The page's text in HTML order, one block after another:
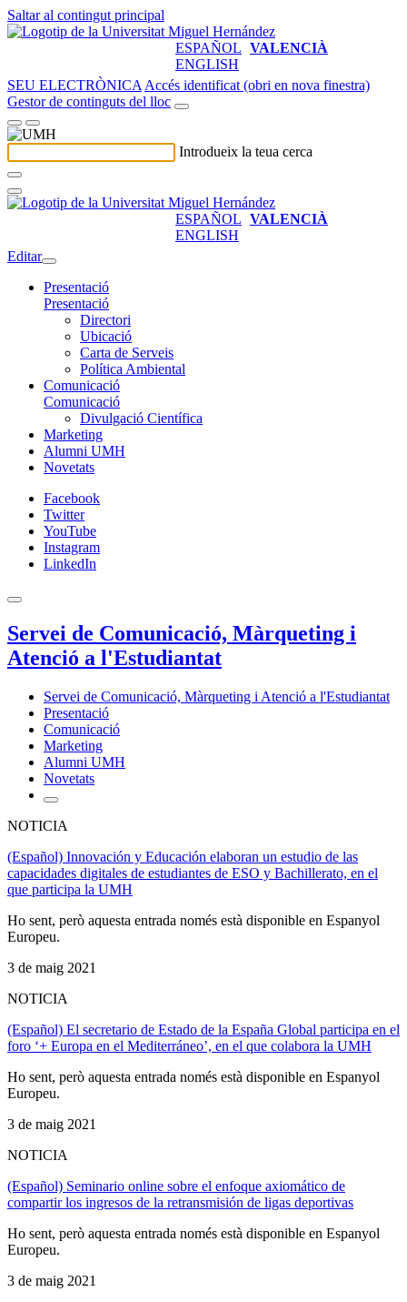
Saltar al contingut principal
ESPAÑOL VALENCIÀ
ENGLISH
SEU ELECTRÒNICA Accés identificat (obri en nova finestra)
Gestor de continguts del lloc
Introdueix la teua cerca
ESPAÑOL VALENCIÀ
ENGLISH
Editar
Presentació
Presentació
Directori
Ubicació
Carta de Serveis
Política Ambiental
Comunicació
Comunicació
Divulgació Científica
Marketing
Alumni UMH
Novetats
Facebook
Twitter
YouTube
Instagram
LinkedIn
Servei de Comunicació, Màrqueting i
Atenció a l'Estudiantat
Servei de Comunicació, Màrqueting i Atenció a l'Estudiantat
Presentació
Comunicació
Marketing
Alumni UMH
Novetats
NOTICIA
(Español) Innovación y Educación elaboran un estudio de las
capacidades digitales de estudiantes de ESO y Bachillerato, en el
que participa la UMH
Ho sent, però aquesta entrada només està disponible en Espanyol
Europeu.
3 de maig 2021
NOTICIA
(Español) El secretario de Estado de la España Global participa en el
foro ‘+ Europa en el Mediterráneo’, en el que colabora la UMH
Ho sent, però aquesta entrada només està disponible en Espanyol
Europeu.
3 de maig 2021
NOTICIA
(Español) Seminario online sobre el enfoque axiomático de
compartir los ingresos de la retransmisión de ligas deportivas
Ho sent, però aquesta entrada només està disponible en Espanyol
Europeu.
3 de maig 2021